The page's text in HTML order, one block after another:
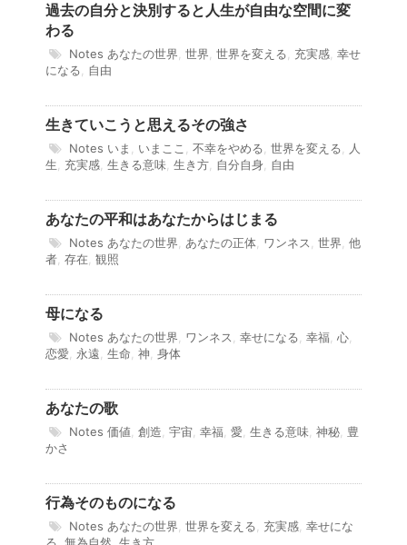
過去の自分と決別すると人生が自由な空間に変
わる
Notes あなたの世界 世界 世界を変える 充実感 幸せ
になる
自由
生きていこうと思えるその強さ
Notes いま いまここ 不幸をやめる 世界を変える
人
生
充実感 生きる意味 生き方 自分自身 自由
あなたの平和はあなたからはじまる
Notes あなたの世界 あなたの正体 ワンネス 世界 他
者 存在 観照
母になる
Notes あなたの世界 ワンネス 幸せになる 幸福 心
恋愛 永遠 生命 神 身体
あなたの歌
Notes 価値 創造 宇宙 幸福 愛 生きる意味 神秘 豊
かさ
行為そのものになる
Notes あなたの世界 世界を変える 充実感 幸せにな